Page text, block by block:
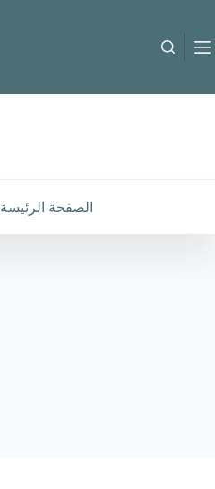
المحتوى
الصفحة الرئيسة